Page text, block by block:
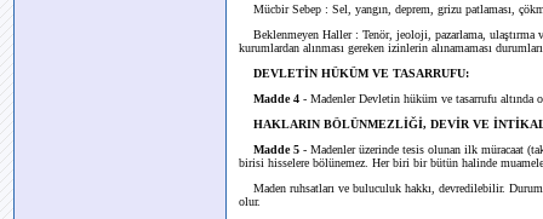
Mücbir Sebep : Sel, yangın, deprem, grizu patlaması,
Beklenmeyen Haller : Tenör, jeoloji, pazarlama, ulaştırma
kurumlardan alınması gereken izinlerin alınamaması
DEVLETİN HÜKÜM VE TASARRUFU:
Madde 4 - Madenler Devletin hüküm ve tasarrufu
HAKLARIN BÖLÜNMEZLİĞİ, DEVİR VE
Madde 5 - Madenler üzerinde tesis olunan ilk müracaat
birisi hisselere bölünemez. Her biri bir bütün halinde
Maden ruhsatları ve buluculuk hakkı, devredilebilir.
olur.